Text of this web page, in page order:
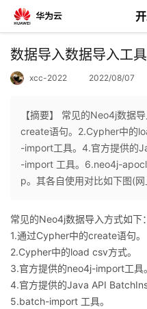
返
个
主
页
的
开
发
数据导入数据导入工具
xcc-2022 2022/08/07
【摘要】 常见的Neo4j数据
create语句。2.Cypher中的
-import工具。4.官方提供的
-import 工具。6.neo4j-
p。其各自使用对比如下图(
常见的Neo4j数据导入方式如下：
1.通过Cypher中的create语句。
2.Cypher中的load csv方式。
3.官方提供的neo4j-import工具。
4.官方提供的Java API
5.batch-import 工具。